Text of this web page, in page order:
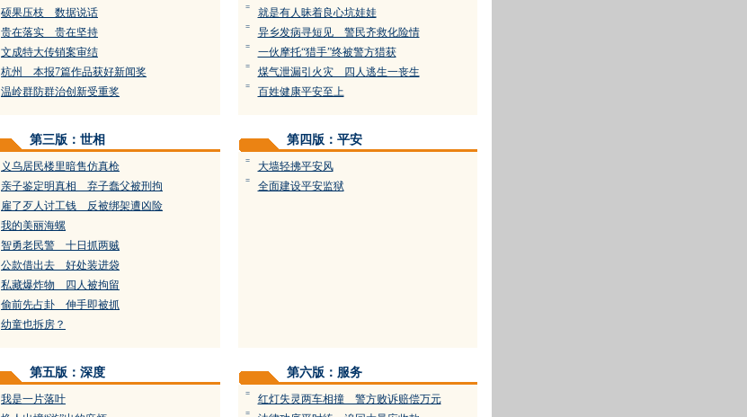
硕果压枝 数据说话
贵在落实 贵在坚持
文成特大传销案审结
杭州 本报7篇作品获好新闻奖
温岭群防群治创新受重奖
= 就是有人昧着良心坑娃娃
= 异乡发病寻短见 警民齐救化险情
= 一伙摩托“猎手”终被警方猎获
= 煤气泄漏引火灾 四人逃生一丧生
= 百姓健康平安至上
第三版：世相
义乌居民楼里暗售仿真枪
亲子鉴定明真相 弃子蠢父被刑拘
雇了歹人讨工钱 反被绑架遭凶险
我的美丽海螺
智勇老民警 十日抓两贼
公款借出去 好处装进袋
私藏爆炸物 四人被拘留
偷前先占卦 伸手即被抓
幼童也拆房？
第四版：平安
= 大墙轻拂平安风
= 全面建设平安监狱
第五版：深度
我是一片落叶
第六版：服务
= 红灯失灵两车相撞 警方败诉赔偿万元
=